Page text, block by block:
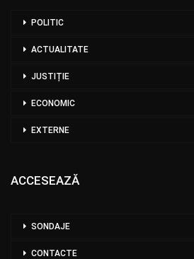
POLITIC
ACTUALITATE
JUSTIȚIE
ECONOMIC
EXTERNE
ACCESEAZĂ
SONDAJE
CONTACTE